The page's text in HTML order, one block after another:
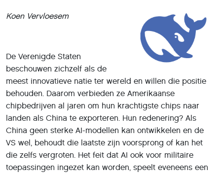
Koen Vervloesem
De Verenigde Staten
beschouwen zichzelf als de
meest innovatieve natie ter wereld en willen die positie
behouden. Daarom verbieden ze Amerikaanse
chipbedrijven al jaren om hun krachtigste chips naar
landen als China te exporteren. Hun redenering? Als
China geen sterke AI-modellen kan ontwikkelen en de
VS wel, behoudt die laatste zijn voorsprong of kan het
die zelfs vergroten. Het feit dat AI ook voor militaire
toepassingen ingezet kan worden, speelt eveneens een